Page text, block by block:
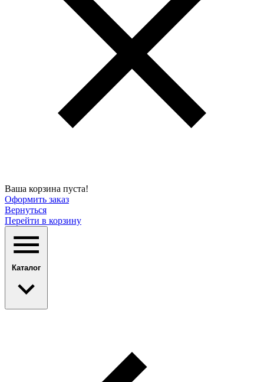
Ваша корзина пуста!
Оформить заказ
Вернуться
Перейти в корзину
Каталог